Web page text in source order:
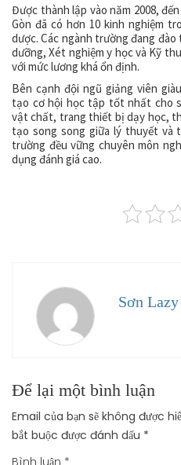
Được thành lập vào năm 2008,
Gòn đã có hơn 10 kinh nghiệm
dược. Các ngành trường đang
dưỡng, Xét nghiệm y học và Kỹ
với mức lương khá ổn định.
Bên cạnh đội ngũ giảng viên
tạo cơ hội học tập tốt nhất cho
vật chất, trang thiết bị dạy học,
tạo song song giữa lý thuyết và
trường đều vững chuyên môn
dụng đánh giá cao.
Sơn Lazy
Để lại một bình luận
Email của bạn sẽ không được
bắt buộc được đánh dấu *